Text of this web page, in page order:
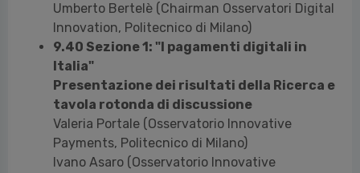
Umberto Bertelè (Chairman Osservatori Digital
Innovation, Politecnico di Milano)
9.40 Sezione 1: "I pagamenti digitali in
Italia"
Presentazione dei risultati della Ricerca e
tavola rotonda di discussione
Valeria Portale (Osservatorio Innovative
Payments, Politecnico di Milano)
Ivano Asaro (Osservatorio Innovative